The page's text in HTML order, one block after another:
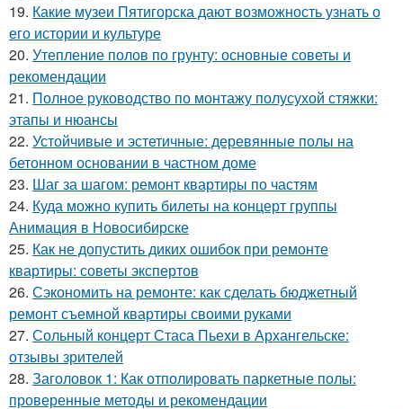
19. Какие музеи Пятигорска дают возможность узнать о
его истории и культуре
20. Утепление полов по грунту: основные советы и
рекомендации
21. Полное руководство по монтажу полусухой стяжки:
этапы и нюансы
22. Устойчивые и эстетичные: деревянные полы на
бетонном основании в частном доме
23. Шаг за шагом: ремонт квартиры по частям
24. Куда можно купить билеты на концерт группы
Анимация в Новосибирске
25. Как не допустить диких ошибок при ремонте
квартиры: советы экспертов
26. Сэкономить на ремонте: как сделать бюджетный
ремонт съемной квартиры своими руками
27. Сольный концерт Стаса Пьехи в Архангельске:
отзывы зрителей
28. Заголовок 1: Как отполировать паркетные полы:
проверенные методы и рекомендации